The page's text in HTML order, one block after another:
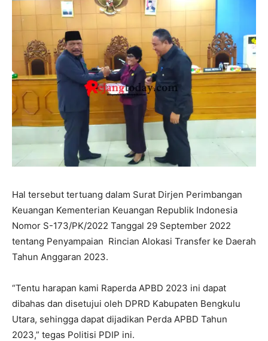
Hal tersebut tertuang dalam Surat Dirjen Perimbangan
Keuangan Kementerian Keuangan Republik Indonesia
Nomor S-173/PK/2022 Tanggal 29 September 2022
tentang Penyampaian Rincian Alokasi Transfer ke Daerah
Tahun Anggaran 2023.
“Tentu harapan kami Raperda APBD 2023 ini dapat
dibahas dan disetujui oleh DPRD Kabupaten Bengkulu
Utara, sehingga dapat dijadikan Perda APBD Tahun
2023,” tegas Politisi PDIP ini.